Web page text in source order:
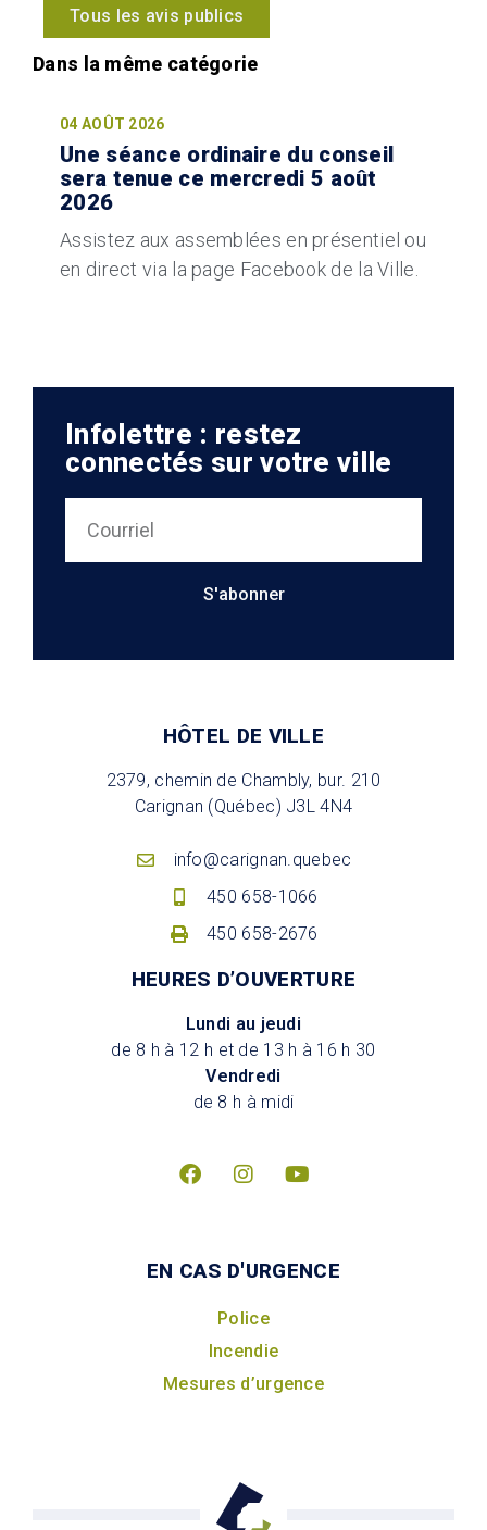
Tous les avis publics
04 AOÛT 2026
Une séance ordinaire du conseil
sera tenue ce mercredi 5 août
2026
Assistez aux assemblées en présentiel ou
en direct via la page Facebook de la Ville.
Infolettre : restez
connectés sur votre ville
S'abonner
HÔTEL DE VILLE
2379, chemin de Chambly, bur. 210
Carignan (Québec) J3L 4N4
info@carignan.quebec
450 658-1066
450 658-2676
HEURES D’OUVERTURE
Lundi au jeudi
de 8 h à 12 h et de 13 h à 16 h 30
Vendredi
de 8 h à midi
EN CAS D'URGENCE
Police
Incendie
Mesures d’urgence